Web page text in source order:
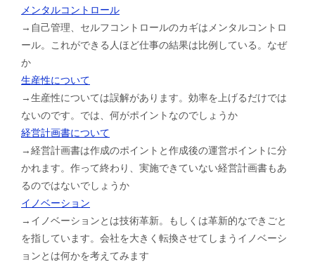
メンタルコントロール
→自己管理、セルフコントロールのカギはメンタルコントロ
ール。これができる人ほど仕事の結果は比例している。なぜ
か
生産性について
→生産性については誤解があります。効率を上げるだけでは
ないのです。では、何がポイントなのでしょうか
経営計画書について
→経営計画書は作成のポイントと作成後の運営ポイントに分
かれます。作って終わり、実施できていない経営計画書もあ
るのではないでしょうか
イノベーション
→イノベーションとは技術革新。もしくは革新的なできごと
を指しています。会社を大きく転換させてしまうイノベーシ
ョンとは何かを考えてみます